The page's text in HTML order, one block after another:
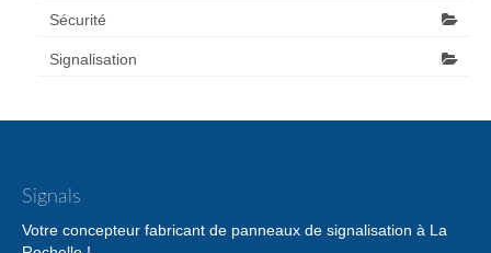
Sécurité
Signalisation
Signals
Votre concepteur fabricant de panneaux de signalisation à La